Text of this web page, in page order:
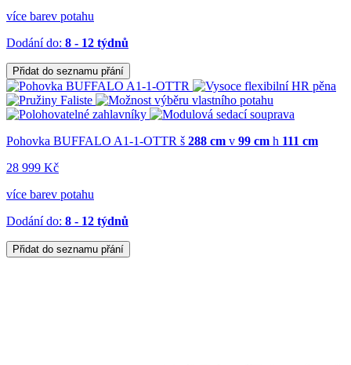
více barev potahu
Dodání do: 8 - 12 týdnů
Přidat do seznamu přání
Pohovka BUFFALO A1-1-OTTR š 288 cm v 99 cm h 111 cm
28 999 Kč
více barev potahu
Dodání do: 8 - 12 týdnů
Přidat do seznamu přání